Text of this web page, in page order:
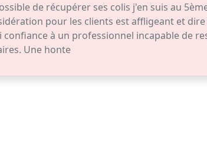
de récupérer ses colis j'en suis au
pour les clients est affligeant et
confiance à un professionnel incapable de
Une honte